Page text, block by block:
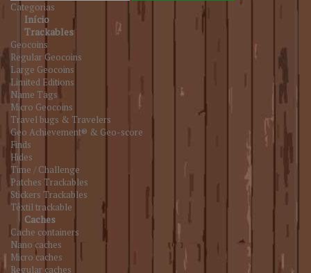
Categorias
Início
Trackables
Geocoins
Regular Geocoins
Large Geocoins
Limited Editions
Name Tags
Micro Geocoins
Travel bugs & Travelers
Geo Achievement® & Geo-score
Finds
Hides
Time / Challenge
Patches Trackables
Stickers Trackables
Têxtil trackable
Caches
Cache containers
Nano caches
Micro caches
Regular caches